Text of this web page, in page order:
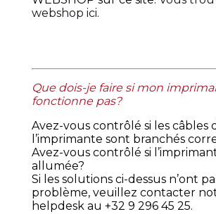
webshop ici.
Que dois-je faire si mon
fonctionne pas?
Avez-vous contrôlé si les câbles
l’imprimante sont branchés
Avez-vous contrôlé si
allumée?
Si les solutions ci-dessus n’ont
problème, veuillez contacter
helpdesk au +32 9 296 45 25.